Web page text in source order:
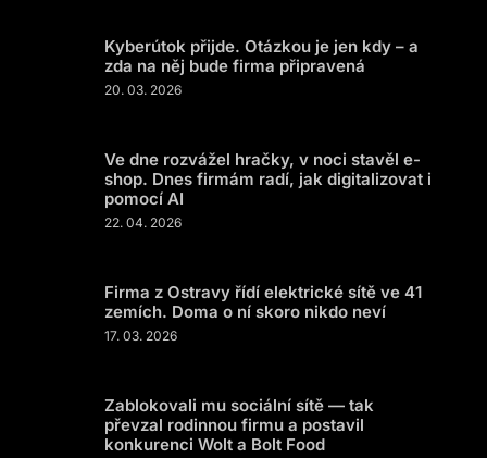
Kyberútok přijde. Otázkou je jen kdy – a
zda na něj bude firma připravená
20. 03. 2026
Ve dne rozvážel hračky, v noci stavěl e-
shop. Dnes firmám radí, jak digitalizovat i
pomocí AI
22. 04. 2026
Firma z Ostravy řídí elektrické sítě ve 41
zemích. Doma o ní skoro nikdo neví
17. 03. 2026
Zablokovali mu sociální sítě — tak
převzal rodinnou firmu a postavil
konkurenci Wolt a Bolt Food